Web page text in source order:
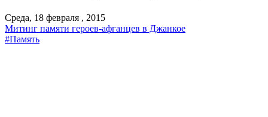
Среда, 18 февраля , 2015
Митинг памяти героев-афганцев в Джанкое
#Память